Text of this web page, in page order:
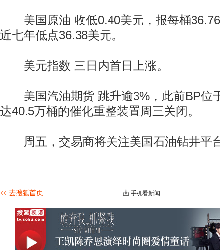
美国原油 收低0.40美元，报每桶36.76
近七年低点36.38美元。
美元指数 三日内首日上涨。
美国汽油期货 跳升逾3%，此前BP位
达40.5万桶的催化重整装置周三关闭。
周五，交易商将关注美国石油钻井平
手机看新闻